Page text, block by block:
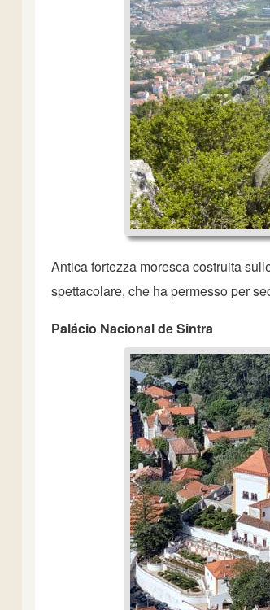
Antica fortezza moresca costruita
spettacolare, che ha permesso per
Palácio Nacional de Sintra